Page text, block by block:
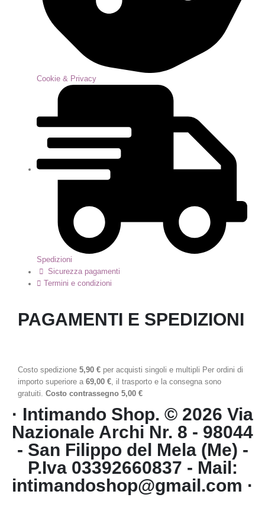
Cookie & Privacy
Spedizioni
Sicurezza pagamenti
Termini e condizioni
PAGAMENTI E SPEDIZIONI
Costo spedizione 5,90 € per acquisti singoli e multipli Per ordini di
importo superiore a 69,00 € , il trasporto e la consegna sono
gratuiti. Costo contrassegno 5,00 €
· Intimando Shop. © 2026 Via
Nazionale Archi Nr. 8 - 98044
- San Filippo del Mela (Me) -
P.Iva 03392660837 - Mail:
intimandoshop@gmail.com ·